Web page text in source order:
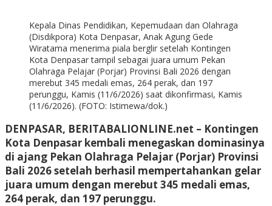
Kepala Dinas Pendidikan, Kepemudaan dan Olahraga
(Disdikpora) Kota Denpasar, Anak Agung Gede
Wiratama menerima piala berglir setelah Kontingen
Kota Denpasar tampil sebagai juara umum Pekan
Olahraga Pelajar (Porjar) Provinsi Bali 2026 dengan
merebut 345 medali emas, 264 perak, dan 197
perunggu, Kamis (11/6/2026) saat dikonfirmasi, Kamis
(11/6/2026). (FOTO: Istimewa/dok.)
DENPASAR, BERITABALIONLINE.net – Kontingen
Kota Denpasar kembali menegaskan dominasinya
di ajang Pekan Olahraga Pelajar (Porjar) Provinsi
Bali 2026 setelah berhasil mempertahankan gelar
juara umum dengan merebut 345 medali emas,
264 perak, dan 197 perunggu.